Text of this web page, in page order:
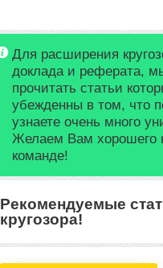
Для расширения
доклада и реферата,
прочитать статьи
убежденны в том, что
узнаете очень много
Желаем Вам хорошего
команде!
Рекомендуемые
кругозора!